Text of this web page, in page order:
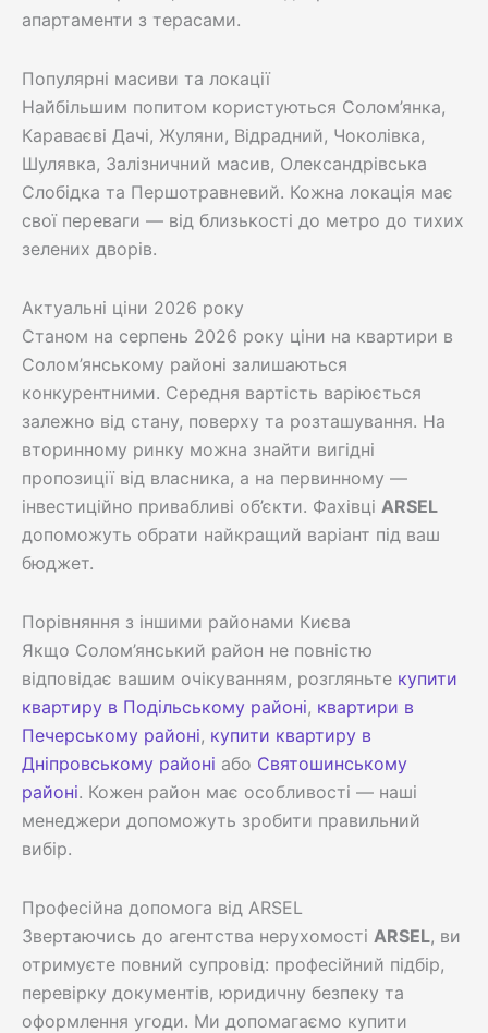
апартаменти з терасами.
Популярні масиви та локації
Найбільшим попитом користуються Солом’янка,
Караваєві Дачі, Жуляни, Відрадний, Чоколівка,
Шулявка, Залізничний масив, Олександрівська
Слобідка та Першотравневий. Кожна локація має
свої переваги — від близькості до метро до тихих
зелених дворів.
Актуальні ціни 2026 року
Станом на серпень 2026 року ціни на квартири в
Солом’янському районі залишаються
конкурентними. Середня вартість варіюється
залежно від стану, поверху та розташування. На
вторинному ринку можна знайти вигідні
пропозиції від власника, а на первинному —
інвестиційно привабливі об’єкти. Фахівці ARSEL
допоможуть обрати найкращий варіант під ваш
бюджет.
Порівняння з іншими районами Києва
Якщо Солом’янський район не повністю
відповідає вашим очікуванням, розгляньте купити
квартиру в Подільському районі, квартири в
Печерському районі, купити квартиру в
Дніпровському районі або Святошинському
районі. Кожен район має особливості — наші
менеджери допоможуть зробити правильний
вибір.
Професійна допомога від ARSEL
Звертаючись до агентства нерухомості ARSEL, ви
отримуєте повний супровід: професійний підбір,
перевірку документів, юридичну безпеку та
оформлення угоди. Ми допомагаємо купити